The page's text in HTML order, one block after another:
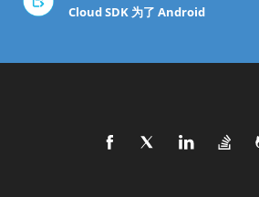
Cloud SDK 为了 Android